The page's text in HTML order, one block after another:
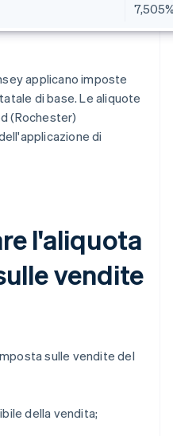
applicano imposte
di base. Le aliquote
(Rochester)
di
l'aliquota
vendite
sulle vendite del
della vendita;